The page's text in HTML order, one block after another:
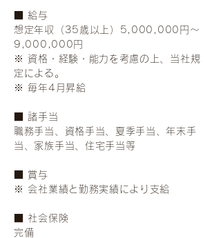
■ 給与
想定年収（35歳以上）5,000,000円～
9,000,000円
※ 資格・経験・能力を考慮の上、当社規
定による。
※ 毎年4月昇給
■ 諸手当
職務手当、資格手当、夏季手当、年末手
当、家族手当、住宅手当等
■ 賞与
※ 会社業績と勤務実績により支給
■ 社会保険
完備